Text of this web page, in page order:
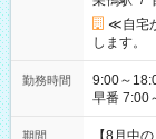
≪自宅
します。
勤務時間
9:00～18:00（休憩60分
早番 7:00
と休みを
「できれ
期間
【8月中